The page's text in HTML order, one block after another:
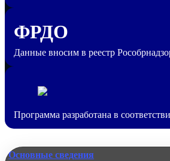
ФРДО
Данные вносим в реестр
Программа разработана в
Основные сведения